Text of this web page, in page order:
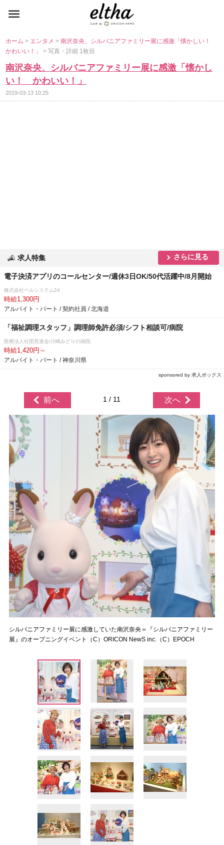
ホーム> エンタメ>南沢奈央、シルバニアファミリー展に感激「懐かしい！
かわいい！」> 写真・詳細 1枚目
南沢奈央、シルバニアファミリー展に感激「懐かし
い！ かわいい！」
2019-03-13 10:25
求人特集 さらに見る
電子決済アプリのコールセンター/週休3日OK/50代活躍中/8月開始
株式会社ベルシステム24
時給1,300円
アルバイト・パート / 契約社員 / 北海道
「福祉調理スタッフ」調理師免許必須/シフト相談可/病院
医療法人社団晃進会/川崎みどりの病院
時給1,420円～
アルバイト・パート / 神奈川県
sponsored by 求人ボックス
前へ 1 / 11 次へ
シルバニアファミリー展に感激していた南沢奈央＝『シルバニアファミリー
展』のオープニングイベント（C）ORICON NewS inc.（C）EPOCH